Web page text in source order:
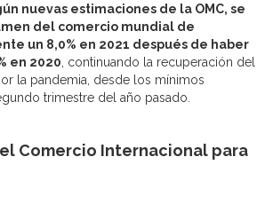
nuevas estimaciones de la OMC, se
del comercio mundial de
un 8,0% en 2021 después de haber
en 2020 , continuando la recuperación del
la pandemia, desde los mínimos
trimestre del año pasado.
Comercio Internacional para